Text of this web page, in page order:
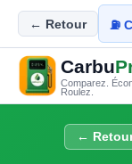
← Retour ⛽
Carbu
Comparez.
Roulez.
←